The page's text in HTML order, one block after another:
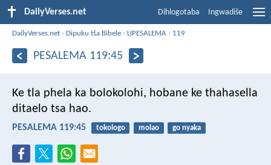
DailyVerses.net Dihlogotaba Ingwadiše
DailyVerses.net ›Dipuku tša Bibele ›LIPESALEMA › 119
PESALEMA 119:45
Ke tla phela ka bolokolohi, hobane ke thahasella
ditaelo tsa hao.
PESALEMA 119:45 tokologo molao go nyaka